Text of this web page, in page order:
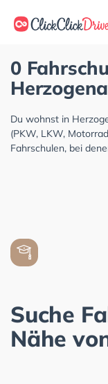
0
Du wohnst in
(PKW, LKW,
Fahrschulen, bei
Suche
Nähe